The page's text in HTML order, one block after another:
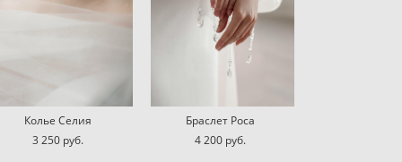
Колье Селия
3 250 pуб.
Браслет Роса
4 200 pуб.